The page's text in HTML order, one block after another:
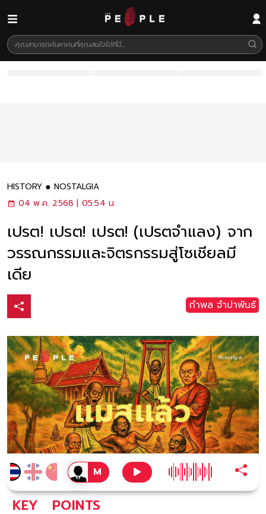
HISTORY
NOSTALGIA
04 พ.ค. 2568 | 05:54 น.
เปรต! เปรต! เปรต! (เปรตจำแลง) จาก
วรรณกรรมและจิตรกรรมสู่โซเชียลมี
เดีย
กำพล จำปาพันธ์
KEY POINTS